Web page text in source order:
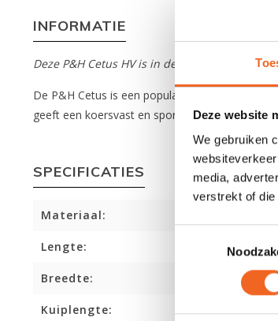
Deze website
We gebruiken
media,
verstrekt of
INFORMATIE
Deze P&H Cetus HV is in de Expedition
De P&H Cetus is een populair model onder
geeft een koersvast en sportief resultaat.
SPECIFICATIES
Materiaal:
Lengte:
Breedte:
Kuiplengte: